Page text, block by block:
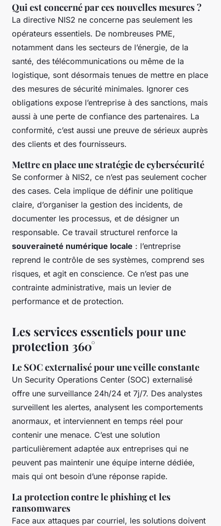
Qui est concerné par ces nouvelles mesures ?
La directive NIS2 ne concerne pas seulement les
opérateurs essentiels. De nombreuses PME,
notamment dans les secteurs de l’énergie, de la
santé, des télécommunications ou même de la
logistique, sont désormais tenues de mettre en place
des mesures de sécurité minimales. Ignorer ces
obligations expose l’entreprise à des sanctions, mais
aussi à une perte de confiance des partenaires. La
conformité, c’est aussi une preuve de sérieux auprès
des clients et des fournisseurs.
Mettre en place une stratégie de cybersécurité
Se conformer à NIS2, ce n’est pas seulement cocher
des cases. Cela implique de définir une politique
claire, d’organiser la gestion des incidents, de
documenter les processus, et de désigner un
responsable. Ce travail structurel renforce la
souveraineté numérique locale : l’entreprise
reprend le contrôle de ses systèmes, comprend ses
risques, et agit en conscience. Ce n’est pas une
contrainte administrative, mais un levier de
performance et de protection.
Les services essentiels pour une
protection 360°
Le SOC externalisé pour une veille constante
Un Security Operations Center (SOC) externalisé
offre une surveillance 24h/24 et 7j/7. Des analystes
surveillent les alertes, analysent les comportements
anormaux, et interviennent en temps réel pour
contenir une menace. C’est une solution
particulièrement adaptée aux entreprises qui ne
peuvent pas maintenir une équipe interne dédiée,
mais qui ont besoin d’une réponse rapide.
La protection contre le phishing et les
ransomwares
Face aux attaques par courriel, les solutions doivent